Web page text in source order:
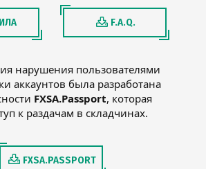
F.A.Q.
нарушения пользователями
аккаунтов была разработана
FXSA.Passport, которая
к раздачам в складчинах.
FXSA.PASSPORT